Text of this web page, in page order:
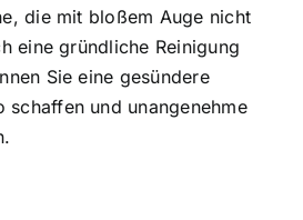
die mit bloßem Auge nicht
eine gründliche Reinigung
Sie eine gesündere
schaffen und unangenehme